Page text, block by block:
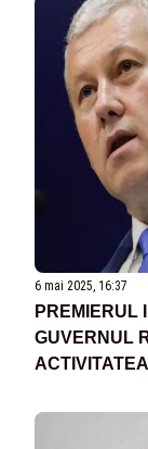
6 mai 2025, 16:37
PREMIERUL
GUVERNUL
LEGI